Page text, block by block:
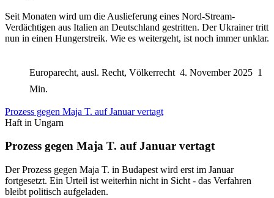
Seit Monaten wird um die Auslieferung eines Nord-Stream-
Verdächtigen aus Italien an Deutschland gestritten. Der Ukrainer tritt
nun in einen Hungerstreik. Wie es weitergeht, ist noch immer unklar.
Europarecht, ausl. Recht, Völkerrecht 4. November 2025 1
Min.
Prozess gegen Maja T. auf Januar vertagt
Haft in Ungarn
Prozess gegen Maja T. auf Januar vertagt
Der Prozess gegen Maja T. in Budapest wird erst im Januar
fortgesetzt. Ein Urteil ist weiterhin nicht in Sicht - das Verfahren
bleibt politisch aufgeladen.